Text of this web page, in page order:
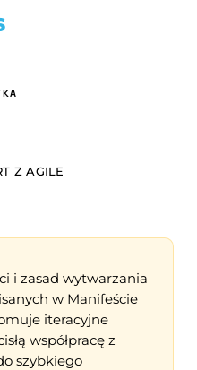
Z AGILE
i zasad wytwarzania
w Manifeście
iteracyjne
współpracę z
szybkiego